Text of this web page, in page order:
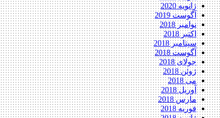
ژانویه 2020
آگوست 2019
نوامبر 2018
اکتبر 2018
سپتامبر 2018
آگوست 2018
جولای 2018
ژوئن 2018
می 2018
آوریل 2018
مارس 2018
فوریه 2018